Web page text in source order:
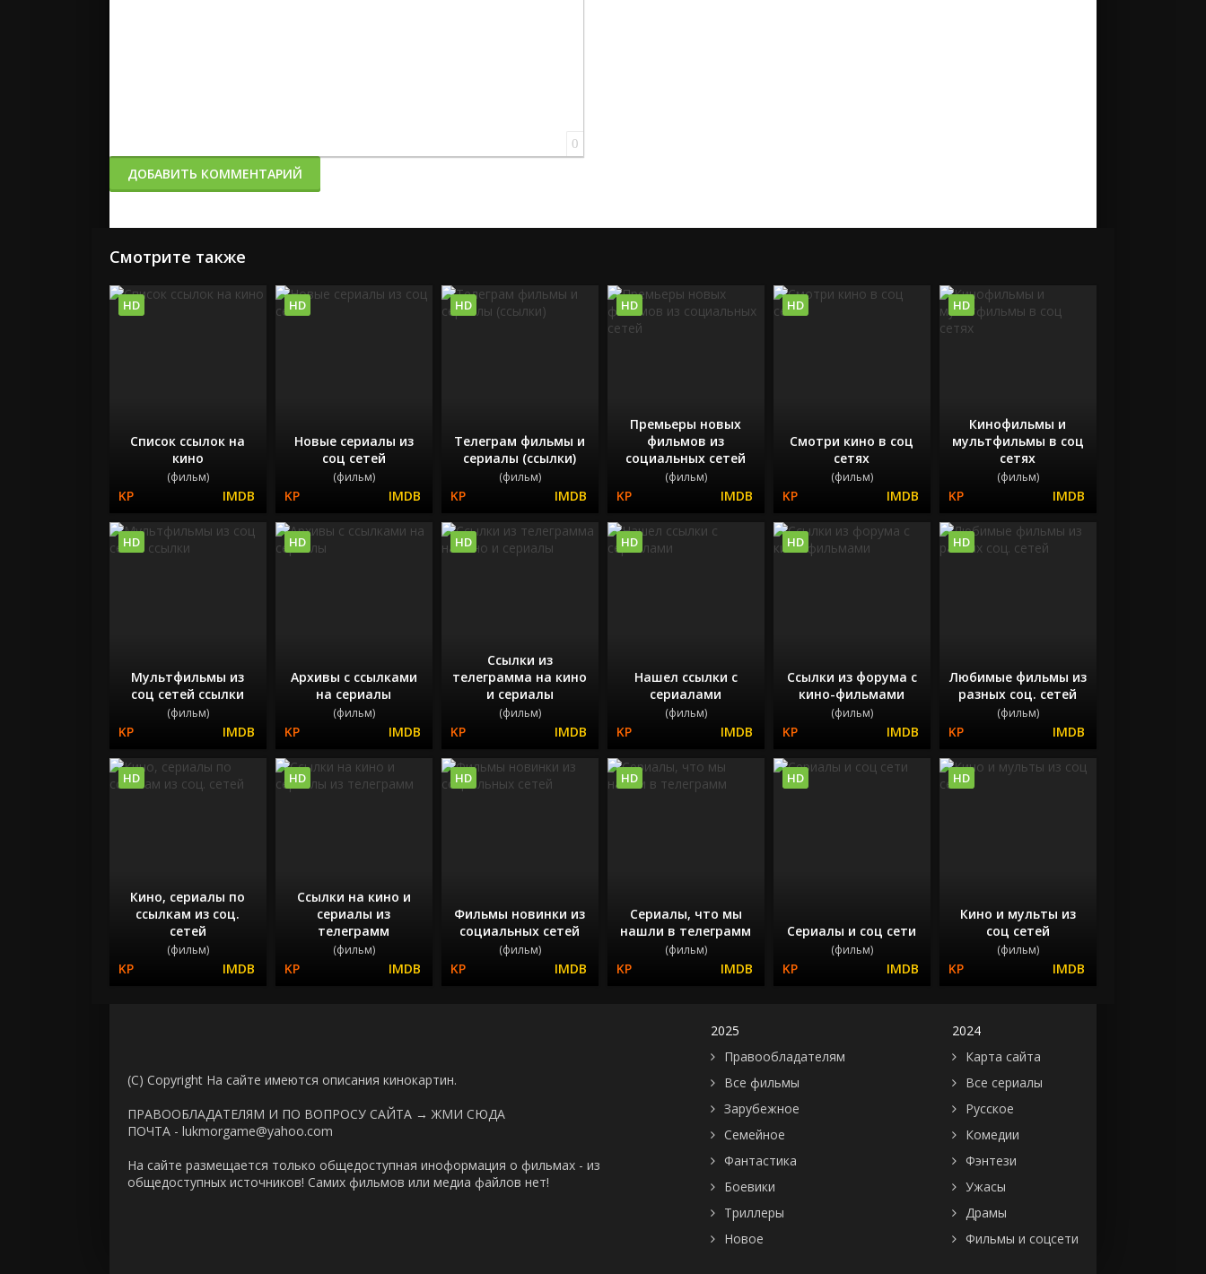
0
ДОБАВИТЬ КОММЕНТАРИЙ
Смотрите также
Список ссылок на
кино
(фильм)
HD
Новые сериалы из
соц сетей
(фильм)
HD
Телеграм фильмы и
сериалы (ссылки)
(фильм)
HD
Премьеры новых
фильмов из
социальных сетей
(фильм)
HD
Смотри кино в соц
сетях
(фильм)
HD
Кинофильмы и
мультфильмы в соц
сетях
(фильм)
HD
Мультфильмы из
соц сетей ссылки
(фильм)
HD
Архивы с ссылками
на сериалы
(фильм)
HD
Ссылки из
телеграмма на кино
и сериалы
(фильм)
HD
Нашел ссылки с
сериалами
(фильм)
HD
Ссылки из форума с
кино-фильмами
(фильм)
HD
Любимые фильмы из
разных соц. сетей
(фильм)
HD
Кино, сериалы по
ссылкам из соц.
сетей
(фильм)
HD
Ссылки на кино и
сериалы из
телеграмм
(фильм)
HD
Фильмы новинки из
социальных сетей
(фильм)
HD
Сериалы, что мы
нашли в телеграмм
(фильм)
HD
Сериалы и соц сети
(фильм)
HD
Кино и мульты из
соц сетей
(фильм)
HD
(C) Copyright На сайте имеются описания кинокартин.
ПРАВООБЛАДАТЕЛЯМ И ПО ВОПРОСУ САЙТА → ЖМИ СЮДА
ПОЧТА - lukmorgame@yahoo.com
На сайте размещается только общедоступная иноформация о фильмах - из
общедоступных источников! Самих фильмов или медиа файлов нет!
2025
Правообладателям
Все фильмы
Зарубежное
Семейное
Фантастика
Боевики
Триллеры
Новое
2024
Карта сайта
Все сериалы
Русское
Комедии
Фэнтези
Ужасы
Драмы
Фильмы и соцсети